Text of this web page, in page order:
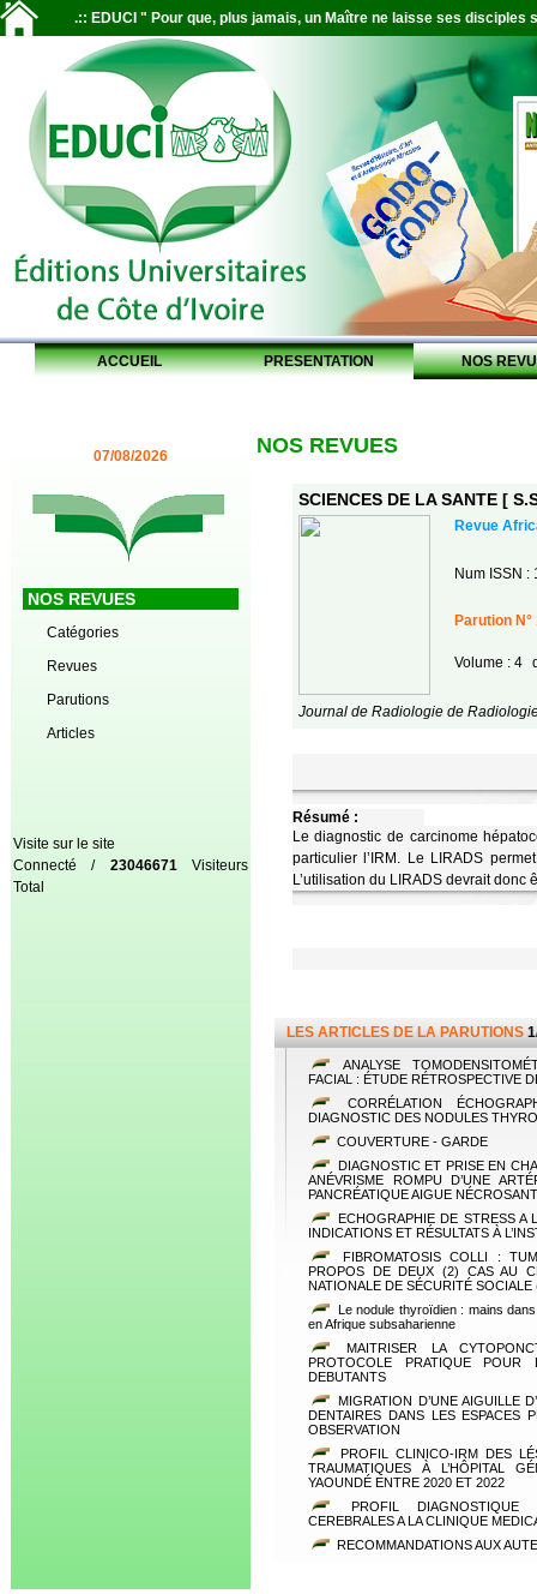
.:: EDUCI " Pour que, plus jamais, un Maître ne laisse ses disciples
ACCUEIL PRESENTATION NOS
07/08/2026
NOS REVUES
Catégories
Revues
Parutions
Articles
Visite sur le site
Connecté / 23046671Visiteurs
Total
NOS REVUES
SCIENCES DE LA SANTE [
Revue
Num ISSN :
Parution N°
Volume : 4
Journal de Radiologie de
Résumé :
Le diagnostic de carcinome
particulier l’IRM. Le LIRADS
L’utilisation du LIRADS devrait
LES ARTICLES DE LA PARUTIONS
ANALYSE
FACIAL : ÉTUDE RÉTROSPECTIVE
CORRÉLATION
DIAGNOSTIC DES NODULES
COUVERTURE - GARDE
DIAGNOSTIC ET PRISE EN
ANÉVRISME ROMPU D’UNE
PANCRÉATIQUE AIGUE
ECHOGRAPHIE DE STRESS A
INDICATIONS ET RÉSULTATS À
FIBROMATOSIS COLLI :
PROPOS DE DEUX (2) CAS AU
NATIONALE DE SÉCURITÉ
Le nodule thyroïdien : mains
en Afrique subsaharienne
MAITRISER LA
PROTOCOLE PRATIQUE
DEBUTANTS
MIGRATION D’UNE AIGUILLE
DENTAIRES DANS LES ESPACES
OBSERVATION
PROFIL CLINICO-IRM DES
TRAUMATIQUES À L’HÔPITAL
YAOUNDÉ ENTRE 2020 ET 2022
PROFIL DIAGNOSTIQUE
CEREBRALES A LA CLINIQUE
RECOMMANDATIONS AUX